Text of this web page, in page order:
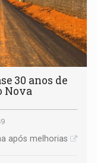
30 anos de
Nova
após melhorias